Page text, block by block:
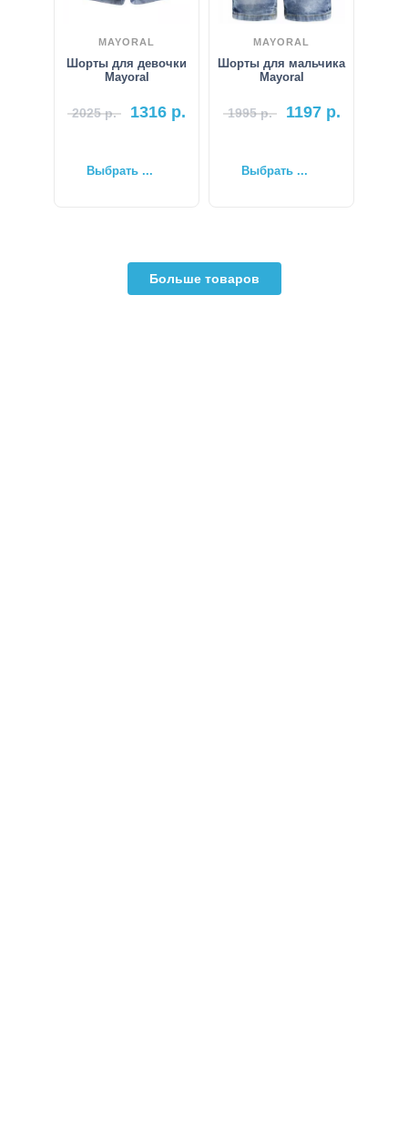
MAYORAL
Шорты для девочки
Mayoral
2025р. 1316 р.
Выбрать ...
MAYORAL
Шорты для мальчика
Mayoral
1995р. 1197р.
Выбрать ...
Больше товаров